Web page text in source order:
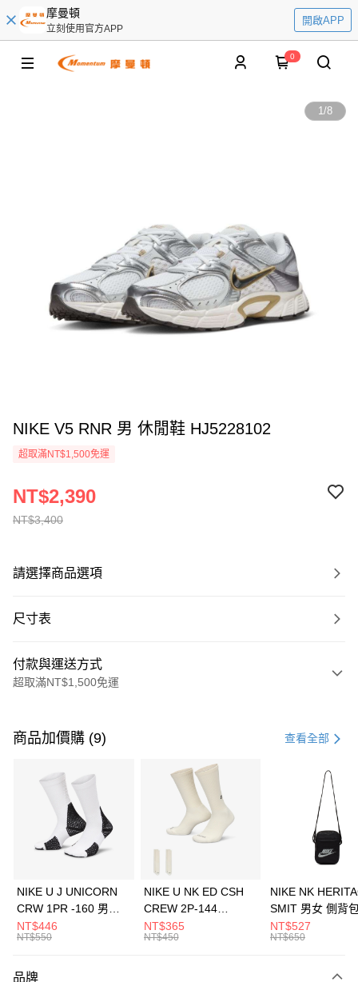
摩曼頓
立刻使用官方APP
開啟APP
0
1/8
NIKE V5 RNR 男 休閒鞋 HJ5228102
超取滿NT$1,500免運
NT$3,400
NT$2,390
請選擇商品選項
尺寸表
付款與運送方式
超取滿NT$1,500免運
信用卡一次付款
3 期 0 利率 每期 21家銀行
合作金庫商業銀行
第一商業銀行
華南商業銀行
彰化商業銀行
上海商業儲蓄銀行
元大商業銀行
Apple Pay
全盈+PAY
AFTEE先享後付
【關於「AFTEE先享後付」】
商品加價購 (9) 查看全部
NIKE U J UNICORN
CRW 1PR -160 男女
中統襪 FZ3393100
NT$446
NT$550
NIKE U NK ED CSH
CREW 2P-144
EMBRDY 男女 短統襪
FZ3073133
NT$365
NT$450
NIKE NK
SMIT 男女 側背
BA5871010
NT$527
NT$650
品牌